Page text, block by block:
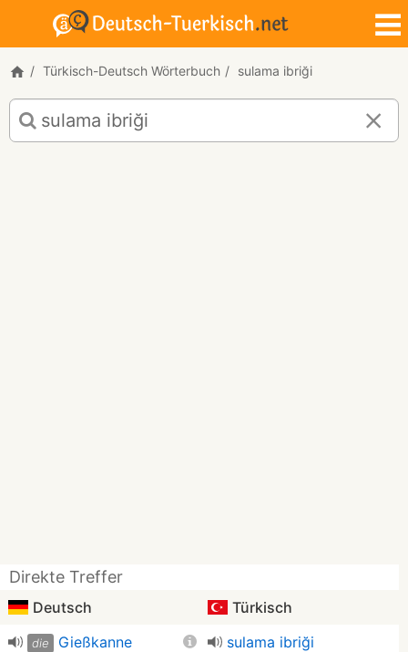
Türkisch-Deutsch Wörterbuch sulama ibriği
Türkisch-
Deutsch
Übersetzung
Direkte Treffer
Deutsch Türkisch
die Gießkanne sulama ibriği